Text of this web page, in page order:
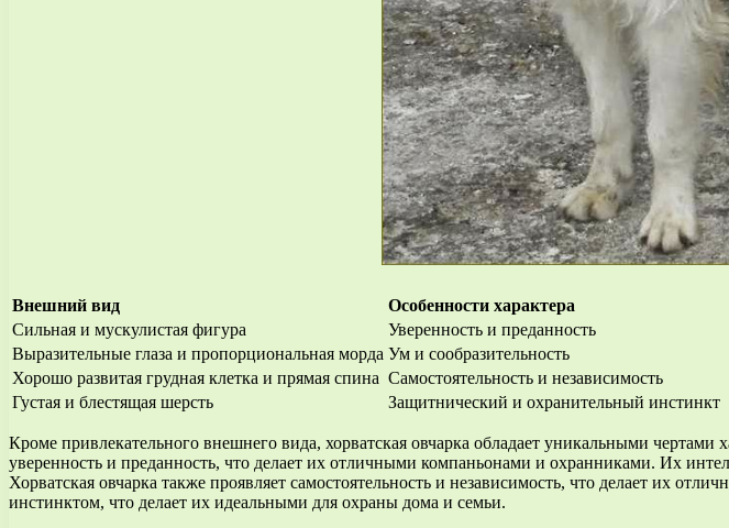
Внешний вид
Особенности характера
Сильная и мускулистая фигура
Уверенность и преданность
Выразительные глаза и пропорциональная морда Ум и сообразительность
Хорошо развитая грудная клетка и прямая спина Самостоятельность и независимость
Густая и блестящая шерсть
Защитнический и охранительный инстинкт
Кроме привлекательного внешнего вида, хорватская овчарка обладает уникальными
уверенность и преданность, что делает их отличными компаньонами и охранниками. Их
Хорватская овчарка также проявляет самостоятельность и независимость, что делает их
инстинктом, что делает их идеальными для охраны дома и семьи.